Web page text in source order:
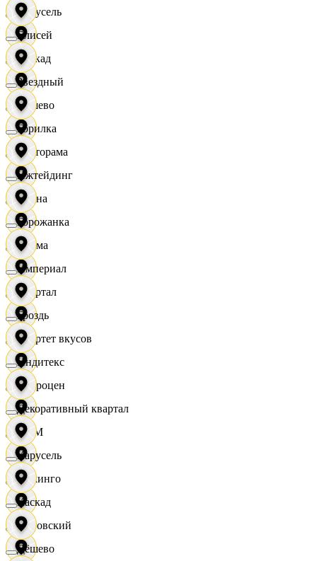
Карусель
Каскад
Дёшево
Касторама
Диана
Дисма
Квартал
Квартет вкусов
Доброцен
ДОМ
Доминго
Кировский
Елисей
Звездный
Горилка
Ижтейдинг
Горожанка
Империал
Гроздь
Индитекс
Декоративный квартал
Карусель
Каскад
Дёшево